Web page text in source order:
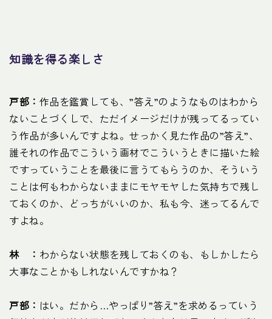
知識を得る楽しさ
戸部： 作品を鑑賞しても、”答え”のようなものはわから
ないことづくしで、ただイメージだけが残ってるってい
う作品が多いんですよね。せっかく見た作品の”答え”、
誰それの作品でこういう画材でこういうときに描いた絵
ですっていうことを最後に言うてもらうのか、そういう
ことは何もわからないままにモヤモヤした気持ちで残し
ておくのか、どっちがいいのか、私も今、迷ってるんで
すよね。
林 ： わからない状態を残しておくのも、もしかしたら
大事なことかもしれないんですかね？
戸部： はい。だから…やっぱり”答え”を求めるっていう